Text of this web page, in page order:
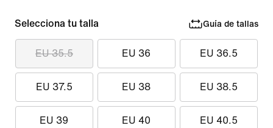
Selecciona tu talla Guía de tallas
EU 35.5 EU 36 EU 36.5
EU 37.5 EU 38 EU 38.5
EU 39 EU 40 EU 40.5